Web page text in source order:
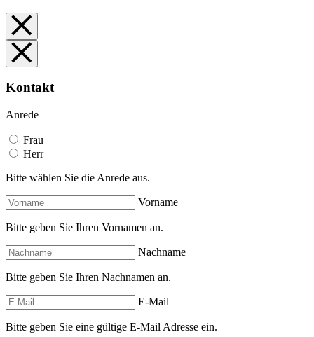
Kontakt
Anrede
Frau
Herr
Bitte wählen Sie die Anrede aus.
Vorname
Bitte geben Sie Ihren Vornamen an.
Nachname
Bitte geben Sie Ihren Nachnamen an.
E-Mail
Bitte geben Sie eine gültige E-Mail Adresse ein.